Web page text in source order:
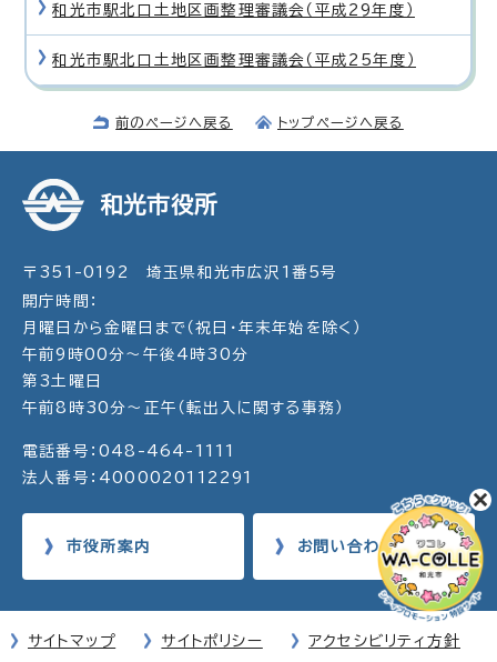
和光市駅北口土地区画整理審議会（平成29年度）
和光市駅北口土地区画整理審議会（平成25年度）
前のページへ戻る トップページへ戻る
和光市役所
〒351-0192 埼玉県和光市広沢1番5号
開庁時間：
月曜日から金曜日まで（祝日・年末年始を除く）
午前9時00分～午後4時30分
第3土曜日
午前8時30分～正午（転出入に関する事務）
電話番号：048-464-1111
法人番号：4000020112291
市役所案内 お問い合わせ
サイトマップ サイトポリシー アクセシビリティ方針